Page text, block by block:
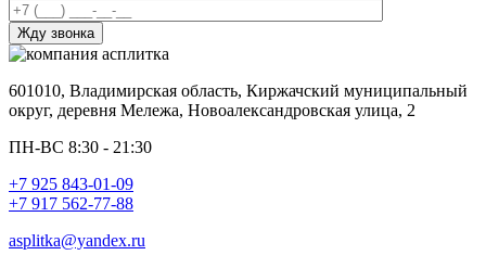
601010, Владимирская область, Киржачский муниципальный
округ, деревня Мележа, Новоалександровская улица, 2
ПН-ВС 8:30 - 21:30
+7 925 843-01-09
+7 917 562-77-88
asplitka@yandex.ru